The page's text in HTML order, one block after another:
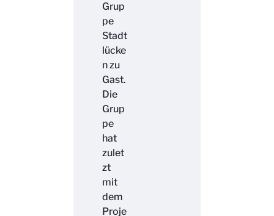
Grup
pe
Stadt
lücke
n zu
Gast.
Die
Grup
pe
hat
zulet
zt
mit
dem
Proje